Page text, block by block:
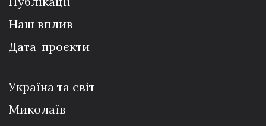
Наш вплив
Дата-проєкти
Україна та світ
Миколаїв